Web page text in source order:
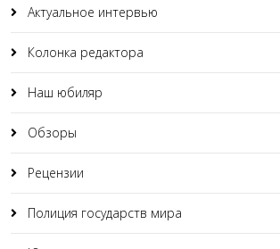
Актуальное интервью
Колонка редактора
Наш юбиляр
Обзоры
Рецензии
Полиция государств мира